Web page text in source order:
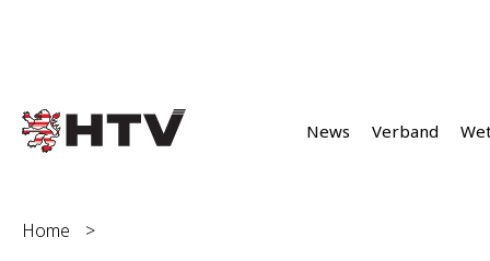
News Verband
Home >